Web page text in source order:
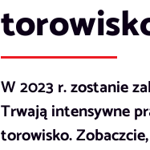
W 2023 r. zostanie
Trwają intensywne
torowisko.